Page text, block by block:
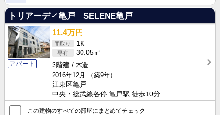
トリアーディ亀戸 SELENE亀戸
アパート
11.4万円
1K
30.05㎡
3階建
木造
2016年12月
（築9年）
江東区亀戸
中央・総武線各停 亀戸駅 徒歩10分
この建物のすべての部屋にまとめてチェック